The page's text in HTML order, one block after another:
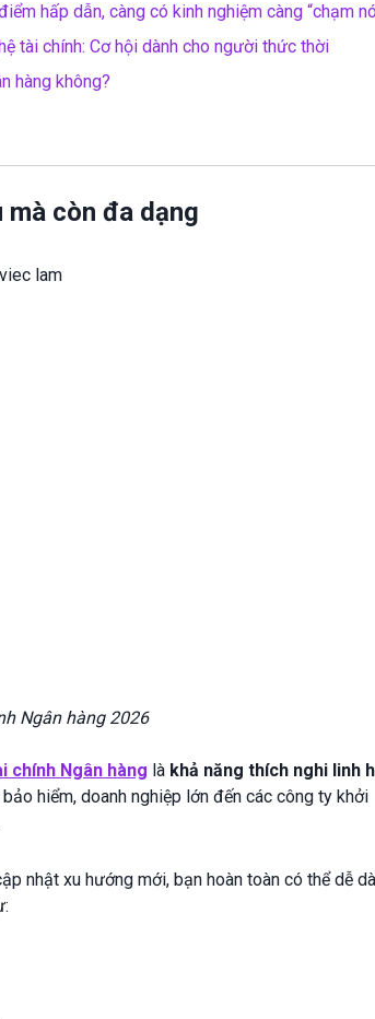
hấp dẫn, càng có kinh nghiệm càng “chạm
tài chính: Cơ hội dành cho người thức thời
hàng không?
mà còn đa dạng
Ngân hàng 2026
chính Ngân hàng là khả năng thích nghi linh
hiểm, doanh nghiệp lớn đến các công ty khởi
nhật xu hướng mới, bạn hoàn toàn có thể dễ